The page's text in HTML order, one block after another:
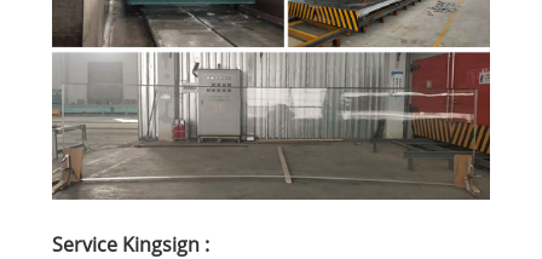
Service Kingsign :